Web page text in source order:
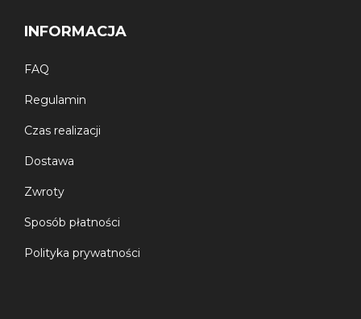
INFORMACJA
FAQ
Regulamin
Czas realizacji
Dostawa
Zwroty
Sposób płatności
Polityka prywatności